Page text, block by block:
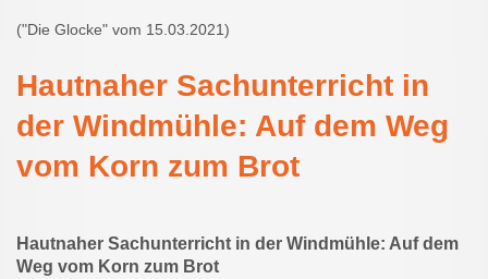
("Die Glocke" vom 15.03.2021)
Hautnaher Sachunterricht in
der Windmühle: Auf dem Weg
vom Korn zum Brot
Hautnaher Sachunterricht in der Windmühle: Auf dem
Weg vom Korn zum Brot